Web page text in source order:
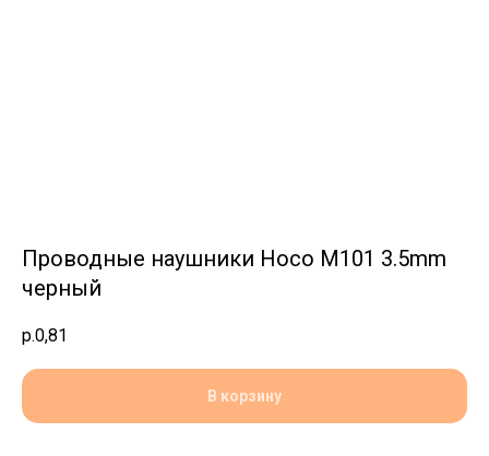
Проводные наушники Hoco M101 3.5mm
черный
р.0,81
В корзину